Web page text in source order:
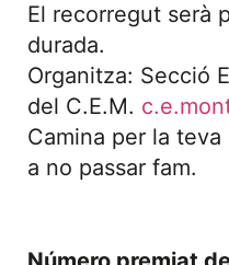
El recorregut serà
durada.
Organitza: Secció
del C.E.M.
Camina per la
a no passar fam.